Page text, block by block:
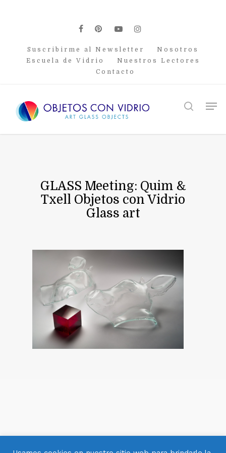
facebook
pinterest
youtubeinstagram
Suscribirme al Newsletter
Nosotros
Escuela de Vidrio
Nuestros Lectores
Contacto
search
GLASS Meeting: Quim &
Txell Objetos con Vidrio
Glass art